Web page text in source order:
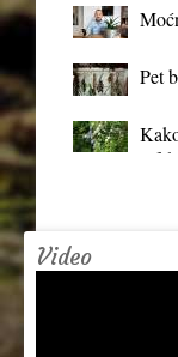
Pet
Video